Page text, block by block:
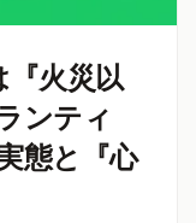
『火災以
ンティ
態と『心